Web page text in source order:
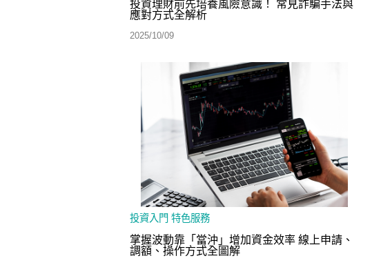
投資理財前先培養風險意識！ 常見詐騙手法與
應對方式全解析
2025/10/09
投資入門 特色服務
掌握波動靠「當沖」增加資金效率 線上申請、
調額、操作方式全圖解